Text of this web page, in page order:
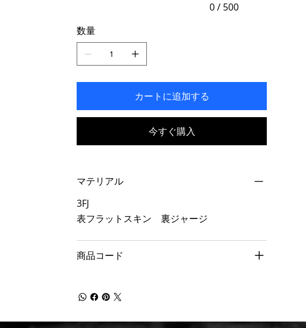
ま
す。
0 / 500
数量
カートに追加する
今すぐ購入
マテリアル
3FJ
表フラットスキン 裏ジャージ
商品コード